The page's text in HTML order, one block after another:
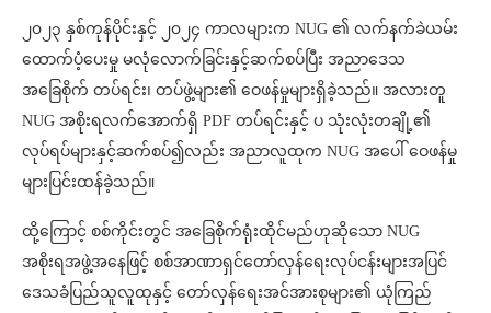
၂၀၂၃ နှစ်ကုန်ပိုင်းနှင့် ၂၀၂၄ ကာလများက NUG ၏ လက်နက်ခဲယမ်း
ထောက်ပံ့ပေးမှု မလုံလောက်ခြင်းနှင့်ဆက်စပ်ပြီး အညာဒေသ
အခြေစိုက် တပ်ရင်း၊ တပ်ဖွဲ့များ၏ ဝေဖန်မှုများရှိခဲ့သည်။ အလားတူ
NUG အစိုးရလက်အောက်ရှိ PDF တပ်ရင်းနှင့် ပ သုံးလုံးတချို့၏
လုပ်ရပ်များနှင့်ဆက်စပ်၍လည်း အညာလူထုက NUG အပေါ် ဝေဖန်မှု
များပြင်းထန်ခဲ့သည်။
ထို့ကြောင့် စစ်ကိုင်းတွင် အခြေစိုက်ရုံးထိုင်မည်ဟုဆိုသော NUG
အစိုးရအဖွဲ့အနေဖြင့် စစ်အာဏာရှင်တော်လှန်ရေးလုပ်ငန်းများအပြင်
ဒေသခံပြည်သူလူထုနှင့် တော်လှန်ရေးအင်အားစုများ၏ ယုံကြည်